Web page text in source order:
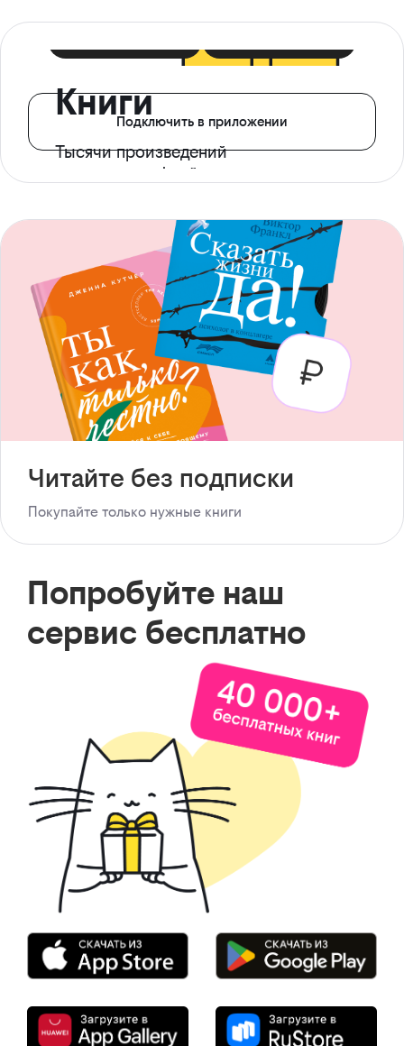
Книги
Тысячи произведений
с доступом офлайн
Подключить в приложении
Читайте без подписки
Покупайте только нужные книги
Попробуйте наш
сервис бесплатно